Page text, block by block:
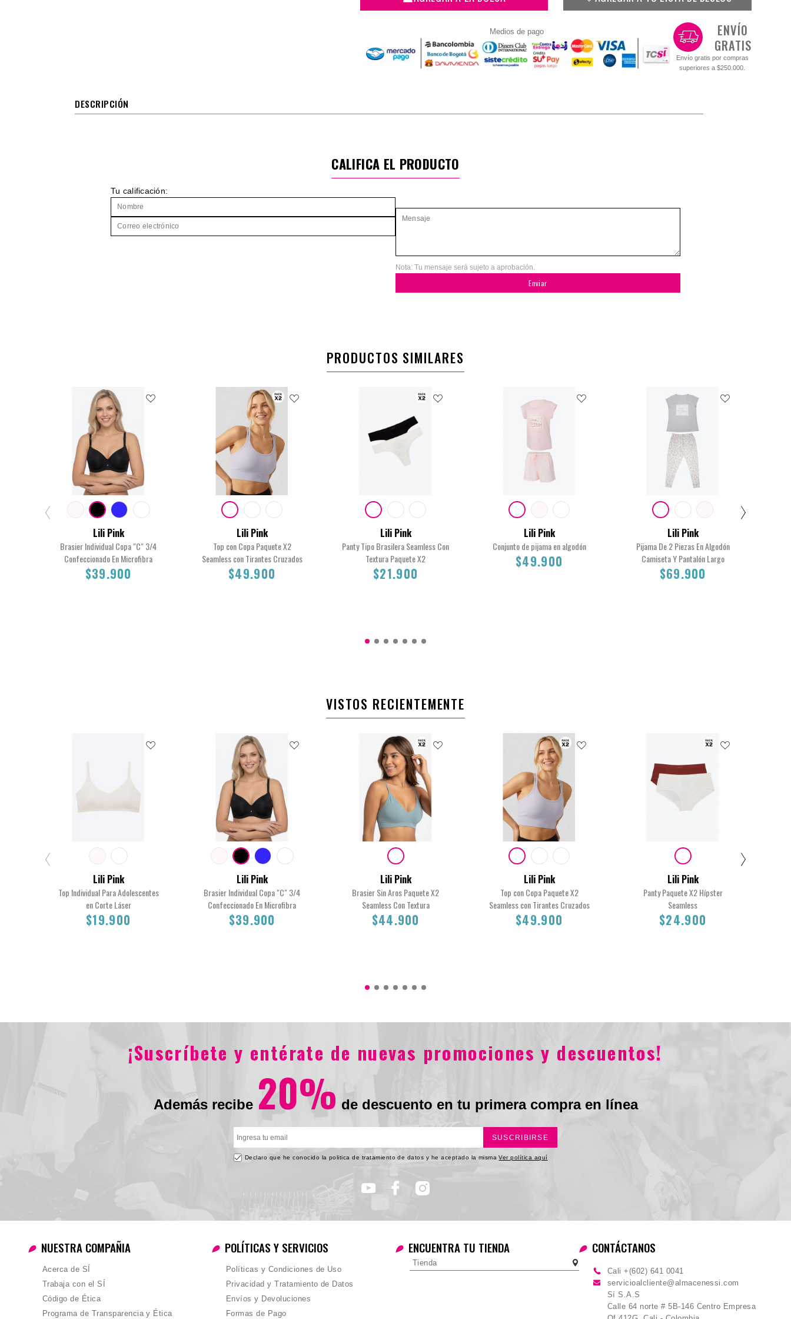
Medios de pago
ENVÍO
GRATIS
Envío gratis por compras
superiores a $250.000.
DESCRIPCIÓN
CALIFICA EL PRODUCTO
Tu calificación:
Nota: Tu mensaje será sujeto a aprobación.
Enviar
PRODUCTOS SIMILARES
Lili Pink
Brasier Individual Copa "C" 3/4
Confeccionado En Microfibra
$39.900
Lili Pink
Top con Copa Paquete X2
Seamless con Tirantes Cruzados
$49.900
Lili Pink
Panty Tipo Brasilera Seamless Con
Textura Paquete X2
$21.900
Lili Pink
Conjunto de pijama en algodón
$49.900
Lili Pink
Pijama De 2 Piezas En Algodón
Camiseta Y Pantalón Largo
$69.900
VISTOS RECIENTEMENTE
Lili Pink
Top Individual Para Adolescentes
en Corte Láser
$19.900
Lili Pink
Brasier Individual Copa "C" 3/4
Confeccionado En Microfibra
$39.900
Lili Pink
Brasier Sin Aros Paquete X2
Seamless Con Textura
$44.900
Lili Pink
Top con Copa Paquete X2
Seamless con Tirantes Cruzados
$49.900
Lili Pink
Panty Paquete X2 Hípster
Seamless
$24.900
¡Suscríbete y entérate de nuevas promociones y descuentos!
Además recibe 20% de descuento en tu primera compra en línea
SUSCRIBIRSE
Declaro que he conocido la politica de tratamiento de datos y he aceptado la misma Ver política aquí
NUESTRA COMPAÑIA
Acerca de SÍ
Trabaja con el SÍ
Código de Ética
Programa de Transparencia y Ética
POLÍTICAS Y SERVICIOS
Políticas y Condiciones de Uso
Privacidad y Tratamiento de Datos
Envíos y Devoluciones
Formas de Pago
ENCUENTRA TU TIENDA
Tienda
CONTÁCTANOS
Cali +(602) 641 0041
servicioalcliente@almacenessi.com
Sí S.A.S
Calle 64 norte # 5B-146 Centro Empresa